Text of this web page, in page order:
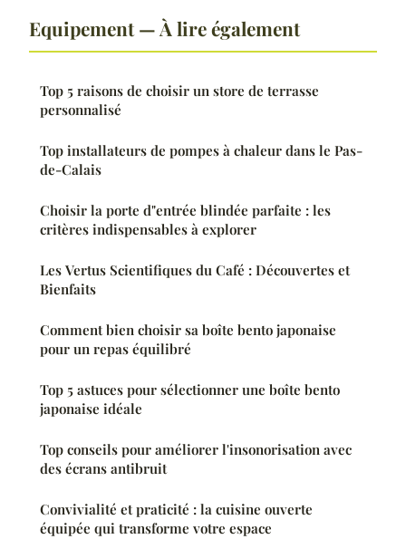
Equipement — À lire également
Top 5 raisons de choisir un store de terrasse
personnalisé
Top installateurs de pompes à chaleur dans le Pas-
de-Calais
Choisir la porte d"entrée blindée parfaite : les
critères indispensables à explorer
Les Vertus Scientifiques du Café : Découvertes et
Bienfaits
Comment bien choisir sa boîte bento japonaise
pour un repas équilibré
Top 5 astuces pour sélectionner une boîte bento
japonaise idéale
Top conseils pour améliorer l'insonorisation avec
des écrans antibruit
Convivialité et praticité : la cuisine ouverte
équipée qui transforme votre espace